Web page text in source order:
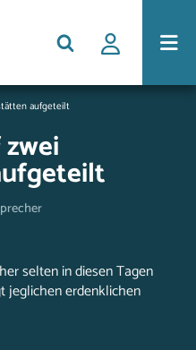
aufgeteilt
selten in diesen Tagen
jeglichen erdenklichen